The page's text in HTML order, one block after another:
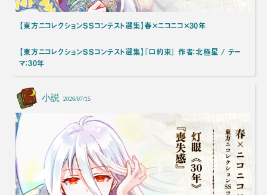
【東方ニコレクションSSコンテスト選集】春×ニコニコ×30年
【東方ニコレクションSSコンテスト選集】『口約束』 作者：北極星 / テー
マ：30年
小説 2026/07/15